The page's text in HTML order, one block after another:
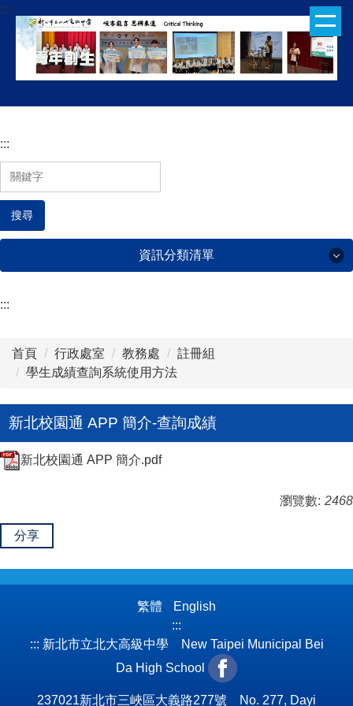
跳
到
容
:::
:::
搜尋
資訊分類清單
:::
首頁 行政處室 教務處
註冊組
學生成績查詢系統使用方法
新北校園通 APP 簡介-查詢成績
新北校園通 APP 簡介.pdf
瀏覽數: 2468
分享
繁體
English
:::
::: 新北市立北大高級中學 New Taipei Municipal Bei
Da High School
237021新北市三峽區大義路277號 No. 277, Dayi